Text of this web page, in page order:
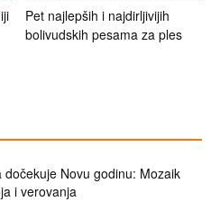
Pet najlepših i najdirljivijih
bolivudskih pesama za ples
dočekuje Novu godinu: Mozaik
i verovanja